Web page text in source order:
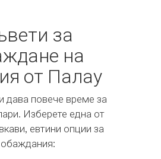
за
на
от Палау
дава повече време за
Изберете една от
евтини опции за
обаждания: